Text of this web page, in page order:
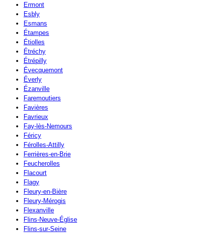
Ermont
Esbly
Esmans
Étampes
Étiolles
Étréchy
Étrépilly
Évecquemont
Éverly
Ézanville
Faremoutiers
Favières
Favrieux
Fay-lès-Nemours
Féricy
Férolles-Attilly
Ferrières-en-Brie
Feucherolles
Flacourt
Flagy
Fleury-en-Bière
Fleury-Mérogis
Flexanville
Flins-Neuve-Église
Flins-sur-Seine